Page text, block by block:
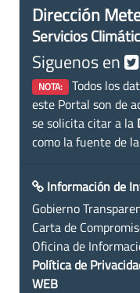
Dirección
Servicios
Siguenos en
NOTA: Todos los
este Portal son de
se solicita citar a la
como la fuente de
Información de
Gobierno
Carta de
Oficina de
Política de
WEB